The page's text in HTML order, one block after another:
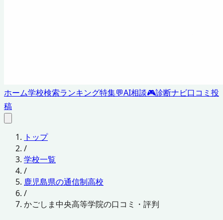
ホーム学校検索ランキング特集💬AI相談🎮診断ナビ口コミ投
稿
トップ
/
学校一覧
/
鹿児島県の通信制高校
/
かごしま中央高等学院の口コミ・評判